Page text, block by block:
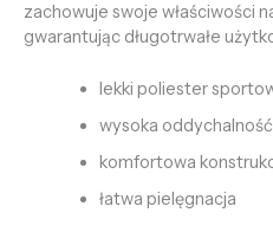
zachowuje swoje właściwości
gwarantując długotrwałe
lekki poliester
wysoka oddychalność
komfortowa
łatwa pielęgnacja